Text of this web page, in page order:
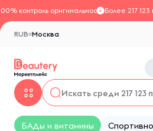
контроль оригинальностиБолее 217
Москва
RUB
БАДы и витамины